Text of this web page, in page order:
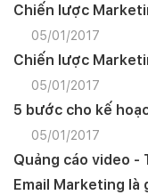
Chiến lược
05/01/2017
Chiến lược
05/01/2017
5 bước cho kế
05/01/2017
Quảng cáo video -
Email Marketing là